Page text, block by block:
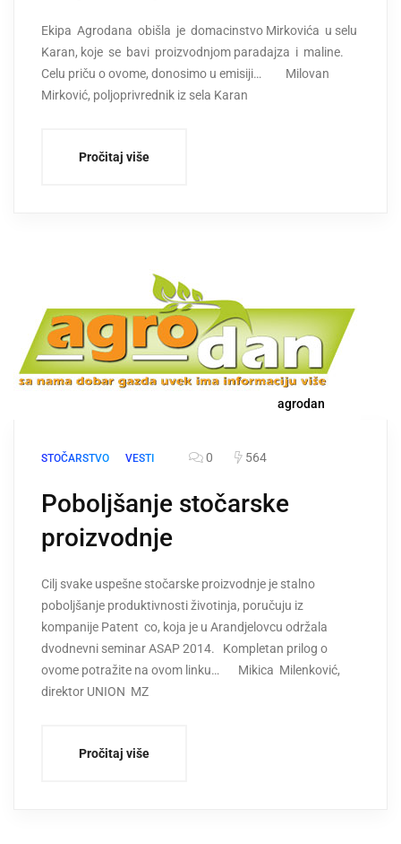
Ekipa Agrodana obišla je domacinstvo Mirkovića u selu
Karan, koje se bavi proizvodnjom paradajza i maline.
Celu priču o ovome, donosimo u emisiji… Milovan
Mirković, poljoprivrednik iz sela Karan
Pročitaj više
agrodan
STOČARSTVO VESTI 0 564
Poboljšanje stočarske
proizvodnje
Cilj svake uspešne stočarske proizvodnje je stalno
poboljšanje produktivnosti životinja, poručuju iz
kompanije Patent co, koja je u Arandjelovcu održala
dvodnevni seminar ASAP 2014. Kompletan prilog o
ovome potražite na ovom linku… Mikica Milenković,
direktor UNION MZ
Pročitaj više